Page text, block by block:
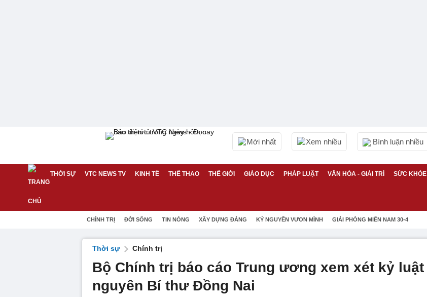
Mới nhất Xem nhiều Bình luận nhiều
THỜI SỰ VTC NEWS TV KINH TẾ THỂ THAO THẾ GIỚI GIÁO DỤC PHÁP LUẬT VĂN HÓA - GIẢI TRÍ SỨC KHỎE
CHÍNH TRỊ ĐỜI SỐNG TIN NÓNG XÂY DỰNG ĐẢNG KỶ NGUYÊN VƯƠN MÌNH GIẢI PHÓNG MIỀN NAM 30-4
Thời sự Chính trị
Bộ Chính trị báo cáo Trung ương xem xét kỷ luật
nguyên Bí thư Đồng Nai